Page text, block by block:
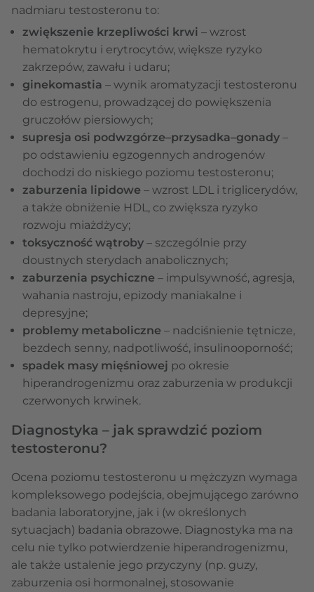
nadmiaru testosteronu to:
zwiększenie krzepliwości krwi – wzrost
hematokrytu i erytrocytów, większe ryzyko
zakrzepów, zawału i udaru;
ginekomastia – wynik aromatyzacji testosteronu
do estrogenu, prowadzącej do powiększenia
gruczołów piersiowych;
supresja osi podwzgórze–przysadka–gonady –
po odstawieniu egzogennych androgenów
dochodzi do niskiego poziomu testosteronu;
zaburzenia lipidowe – wzrost LDL i triglicerydów,
a także obniżenie HDL, co zwiększa ryzyko
rozwoju miażdżycy;
toksyczność wątroby – szczególnie przy
doustnych sterydach anabolicznych;
zaburzenia psychiczne – impulsywność, agresja,
wahania nastroju, epizody maniakalne i
depresyjne;
problemy metaboliczne – nadciśnienie tętnicze,
bezdech senny, nadpotliwość, insulinooporność;
spadek masy mięśniowej po okresie
hiperandrogenizmu oraz zaburzenia w produkcji
czerwonych krwinek.
Diagnostyka – jak sprawdzić poziom
testosteronu?
Ocena poziomu testosteronu u mężczyzn wymaga
kompleksowego podejścia, obejmującego zarówno
badania laboratoryjne, jak i (w określonych
sytuacjach) badania obrazowe. Diagnostyka ma na
celu nie tylko potwierdzenie hiperandrogenizmu,
ale także ustalenie jego przyczyny (np. guzy,
zaburzenia osi hormonalnej, stosowanie